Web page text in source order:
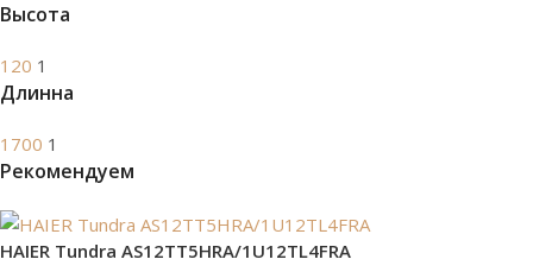
Высота
120 1
Длинна
1700 1
Рекомендуем
HAIER Tundra AS12TT5HRA/1U12TL4FRA